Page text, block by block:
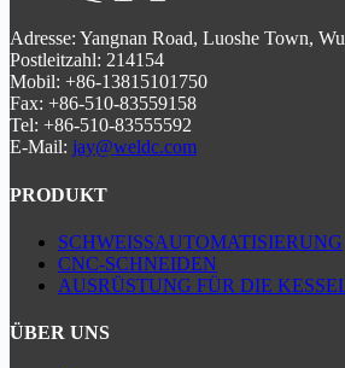
entwickelt und verbessert die
und in der industriellen Fertigung.
Adresse: Yangnan Road, Luoshe Town,
Postleitzahl: 214154
Mobil: +86-13815101750
Fax: +86-510-83559158
Tel: +86-510-83555592
E-Mail: jay@weldc.com
PRODUKT
SCHWEISSAUTOMATISIERUNG
CNC-SCHNEIDEN
AUSRÜSTUNG FÜR DIE
ÜBER UNS